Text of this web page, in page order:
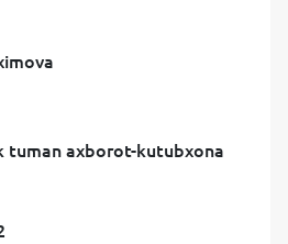
tuman axborot-kutubxona